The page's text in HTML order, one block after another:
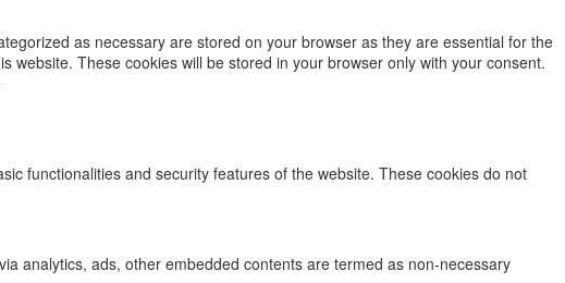
as necessary are stored on your browser as they are essential for the
These cookies will be stored in your browser only with your consent.
functionalities and security features of the website. These cookies do not
analytics, ads, other embedded contents are termed as non-necessary